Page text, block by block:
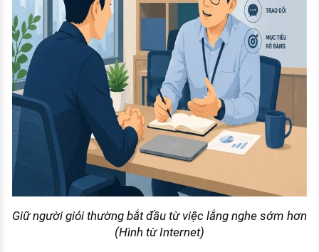
Giữ người giỏi thường bắt đầu từ việc lắng nghe sớm hơn
(Hình từ Internet)